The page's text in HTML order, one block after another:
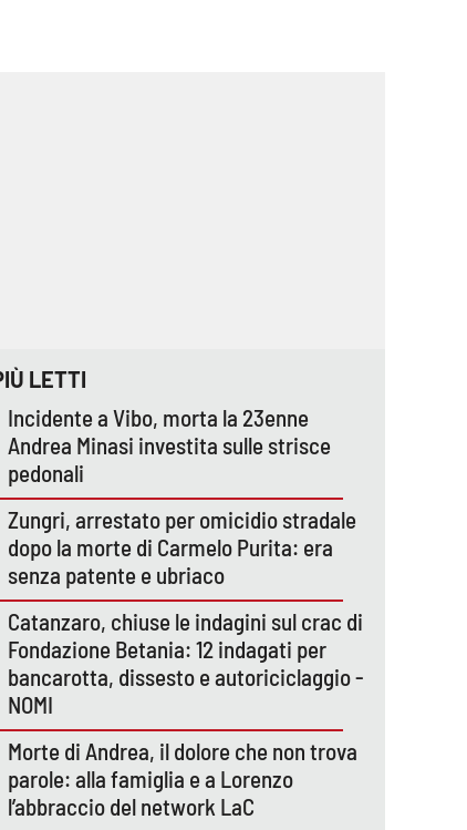
LETTI
Incidente a Vibo, morta la 23enne
Andrea Minasi investita sulle strisce
pedonali
Zungri, arrestato per omicidio stradale
dopo la morte di Carmelo Purita: era
senza patente e ubriaco
Catanzaro, chiuse le indagini sul crac di
Fondazione Betania: 12 indagati per
bancarotta, dissesto e autoriciclaggio -
NOMI
Morte di Andrea, il dolore che non trova
parole: alla famiglia e a Lorenzo
l’abbraccio del network LaC